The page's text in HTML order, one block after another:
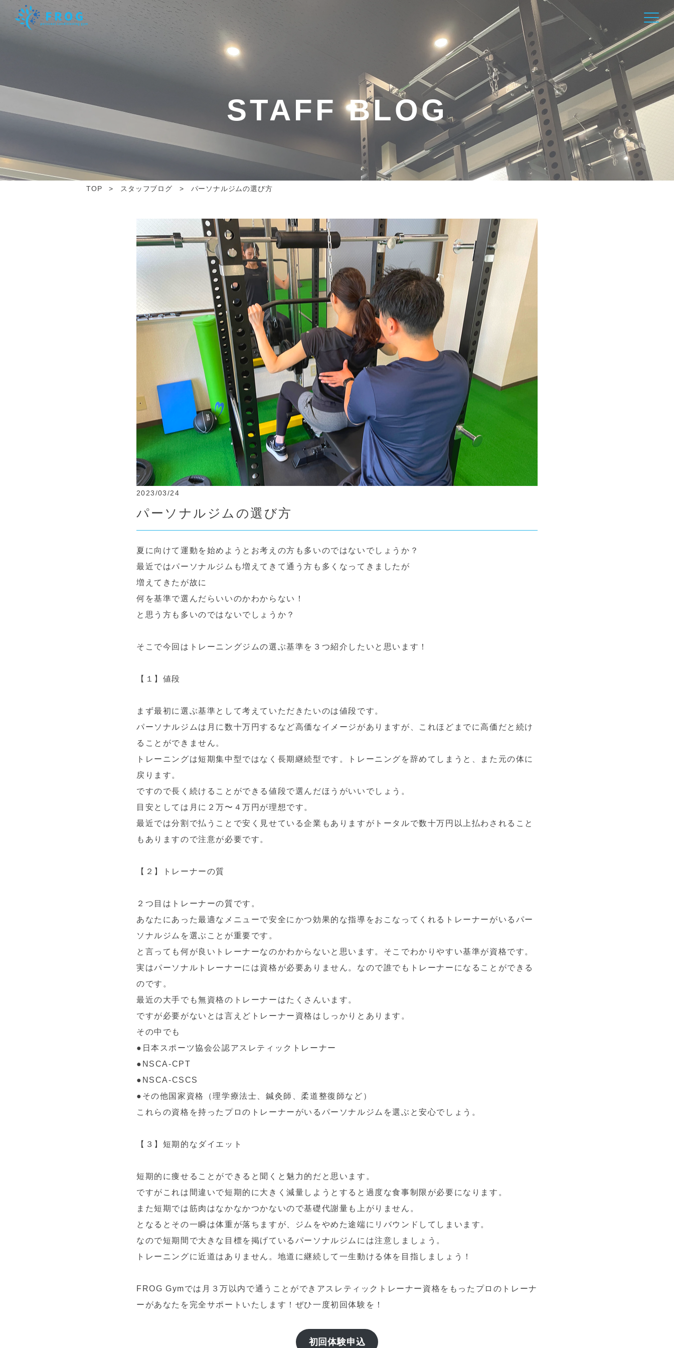
STAFF BLOG
TOP スタッフブログ パーソナルジムの選び方
2023/03/24
パーソナルジムの選び方
夏に向けて運動を始めようとお考えの方も多いのではないでしょうか？
最近ではパーソナルジムも増えてきて通う方も多くなってきましたが
増えてきたが故に
何を基準で選んだらいいのかわからない！
と思う方も多いのではないでしょうか？
そこで今回はトレーニングジムの選ぶ基準を３つ紹介したいと思います！
【１】値段
まず最初に選ぶ基準として考えていただきたいのは値段です。
パーソナルジムは月に数十万円するなど高価なイメージがありますが、これほどまでに高価だと続け
ることができません。
トレーニングは短期集中型ではなく長期継続型です。トレーニングを辞めてしまうと、また元の体に
戻ります。
ですので長く続けることができる値段で選んだほうがいいでしょう。
目安としては月に２万〜４万円が理想です。
最近では分割で払うことで安く見せている企業もありますがトータルで数十万円以上払わされること
もありますので注意が必要です。
【２】トレーナーの質
２つ目はトレーナーの質です。
あなたにあった最適なメニューで安全にかつ効果的な指導をおこなってくれるトレーナーがいるパー
ソナルジムを選ぶことが重要です。
と言っても何が良いトレーナーなのかわからないと思います。そこでわかりやすい基準が資格です。
実はパーソナルトレーナーには資格が必要ありません。なので誰でもトレーナーになることができる
のです。
最近の大手でも無資格のトレーナーはたくさんいます。
ですが必要がないとは言えどトレーナー資格はしっかりとあります。
その中でも
●日本スポーツ協会公認アスレティックトレーナー
●NSCA-CPT
●NSCA-CSCS
●その他国家資格（理学療法士、鍼灸師、柔道整復師など）
これらの資格を持ったプロのトレーナーがいるパーソナルジムを選ぶと安心でしょう。
【３】短期的なダイエット
短期的に痩せることができると聞くと魅力的だと思います。
ですがこれは間違いで短期的に大きく減量しようとすると過度な食事制限が必要になります。
また短期では筋肉はなかなかつかないので基礎代謝量も上がりません。
となるとその一瞬は体重が落ちますが、ジムをやめた途端にリバウンドしてしまいます。
なので短期間で大きな目標を掲げているパーソナルジムには注意しましょう。
トレーニングに近道はありません。地道に継続して一生動ける体を目指しましょう！
FROG Gymでは月３万以内で通うことができアスレティックトレーナー資格をもったプロのトレーナ
ーがあなたを完全サポートいたします！ぜひ一度初回体験を！
初回体験申込